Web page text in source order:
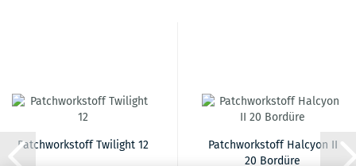
Patchworkstoff Twilight 12
Patchworkstoff Halcyon II
20 Bordüre